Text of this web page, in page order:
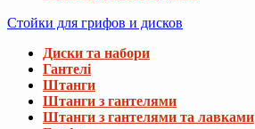
Стойки для грифов и дисков
Диски та набори
Гантелі
Штанги
Штанги з гантелями
Штанги з гантелями та лавками